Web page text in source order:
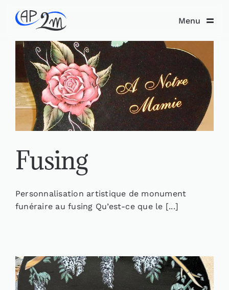
Menu
Fusing
Personnalisation artistique de monument
funéraire au fusing Qu’est-ce que le [...]